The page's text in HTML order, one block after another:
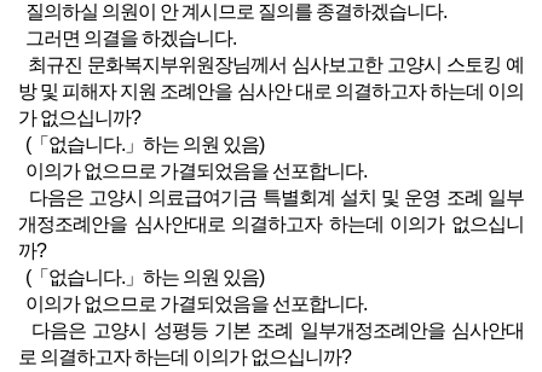
질의하실 의원이 안 계시므로 질의를 종결하겠습니다.
그러면 의결을 하겠습니다.
최규진 문화복지부위원장님께서 심사보고한 고양시 스토킹 예
방 및 피해자 지원 조례안을 심사안 대로 의결하고자 하는데 이의
가 없으십니까?
(「없습니다.」하는 의원 있음)
이의가 없으므로 가결되었음을 선포합니다.
다음은 고양시 의료급여기금 특별회계 설치 및 운영 조례 일부
개정조례안을 심사안대로 의결하고자 하는데 이의가 없으십니
까?
(「없습니다.」하는 의원 있음)
이의가 없으므로 가결되었음을 선포합니다.
다음은 고양시 성평등 기본 조례 일부개정조례안을 심사안대
로 의결하고자 하는데 이의가 없으십니까?